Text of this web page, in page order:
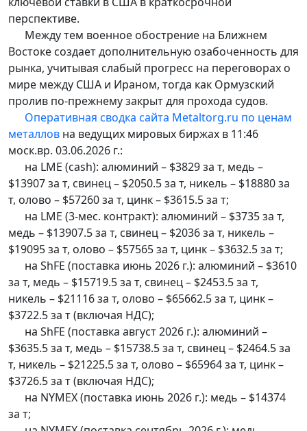
перспективе.
Между тем военное обострение на Ближнем
Востоке создает дополнительную озабоченность для
рынка, учитывая слабый прогресс на переговорах о
мире между США и Ираном, тогда как Ормузский
пролив по-прежнему закрыт для прохода судов.
Оперативная сводка сайта Metaltorg.ru по ценам
металлов на ведущих мировых биржах в 11:46
моск.вр. 03.06.2026 г.:
на LME (cash): алюминий – $3829 за т, медь –
$13907 за т, свинец – $2050.5 за т, никель – $18880 за
т, олово – $57260 за т, цинк – $3615.5 за т;
на LME (3-мес. контракт): алюминий – $3735 за т,
медь – $13907.5 за т, свинец – $2036 за т, никель –
$19095 за т, олово – $57565 за т, цинк – $3632.5 за т;
на ShFE (поставка июнь 2026 г.): алюминий – $3610
за т, медь – $15719.5 за т, свинец – $2453.5 за т,
никель – $21116 за т, олово – $65662.5 за т, цинк –
$3722.5 за т (включая НДС);
на ShFE (поставка август 2026 г.): алюминий –
$3635.5 за т, медь – $15738.5 за т, свинец – $2464.5 за
т, никель – $21225.5 за т, олово – $65964 за т, цинк –
$3726.5 за т (включая НДС);
на NYMEX (поставка июнь 2026 г.): медь – $14374
за т;